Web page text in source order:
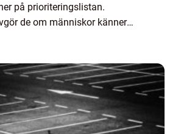
på prioriteringslistan.
de om människor känner